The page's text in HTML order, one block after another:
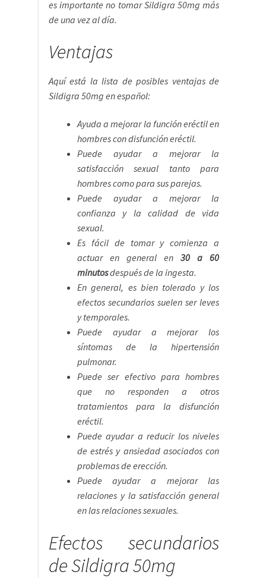
es importante no tomar Sildigra 50mg más
de una vez al día.
Ventajas
Aquí está la lista de posibles ventajas de
Sildigra 50mg en español:
Ayuda a mejorar la función eréctil en
hombres con disfunción eréctil.
Puede ayudar a mejorar la
satisfacción sexual tanto para
hombres como para sus parejas.
Puede ayudar a mejorar la
confianza y la calidad de vida
sexual.
Es fácil de tomar y comienza a
actuar en general en30 a 60
minutosdespués de la ingesta.
En general, es bien tolerado y los
efectos secundarios suelen ser leves
y temporales.
Puede ayudar a mejorar los
síntomas de la hipertensión
pulmonar.
Puede ser efectivo para hombres
que no responden a otros
tratamientos para la disfunción
eréctil.
Puede ayudar a reducir los niveles
de estrés y ansiedad asociados con
problemas de erección.
Puede ayudar a mejorar las
relaciones y la satisfacción general
en las relaciones sexuales.
Efectos secundarios
de Sildigra 50mg